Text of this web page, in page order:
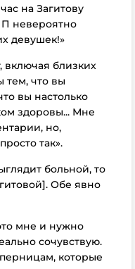
на Загитову
невероятно
девушек!»
включая близких
тем, что вы
вы настолько
здоровы... Мне
но,
так».
больной, то
Обе явно
мне и нужно
сочувствую.
которые